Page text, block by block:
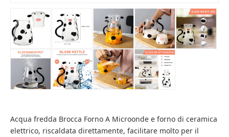
Acqua fredda Brocca Forno A Microonde e forno di ceramica
elettrico, riscaldata direttamente, facilitare molto per il